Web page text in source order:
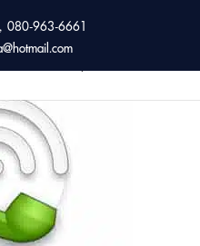
963-6661